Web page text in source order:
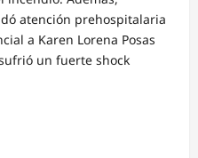
atención prehospitalaria
a Karen Lorena Posas
un fuerte shock